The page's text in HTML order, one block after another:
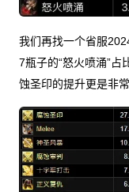
我们再找一个省服
7瓶子的“怒火喷涌”
蚀圣印的提升更是非常